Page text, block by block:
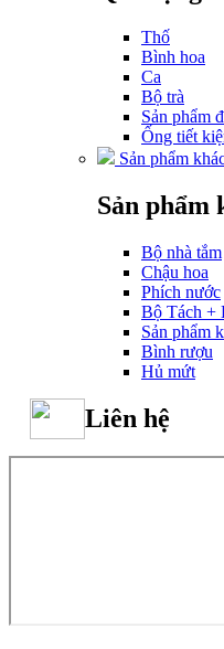
Thố
Bình hoa
Ca
Bộ trà
Sản phẩm
Ống tiết
Sản phẩm
Sản phẩm
Bộ nhà tắm
Chậu hoa
Phích nước
Bộ Tách +
Sản phẩm
Bình rượu
Hủ mứt
Liên hệ